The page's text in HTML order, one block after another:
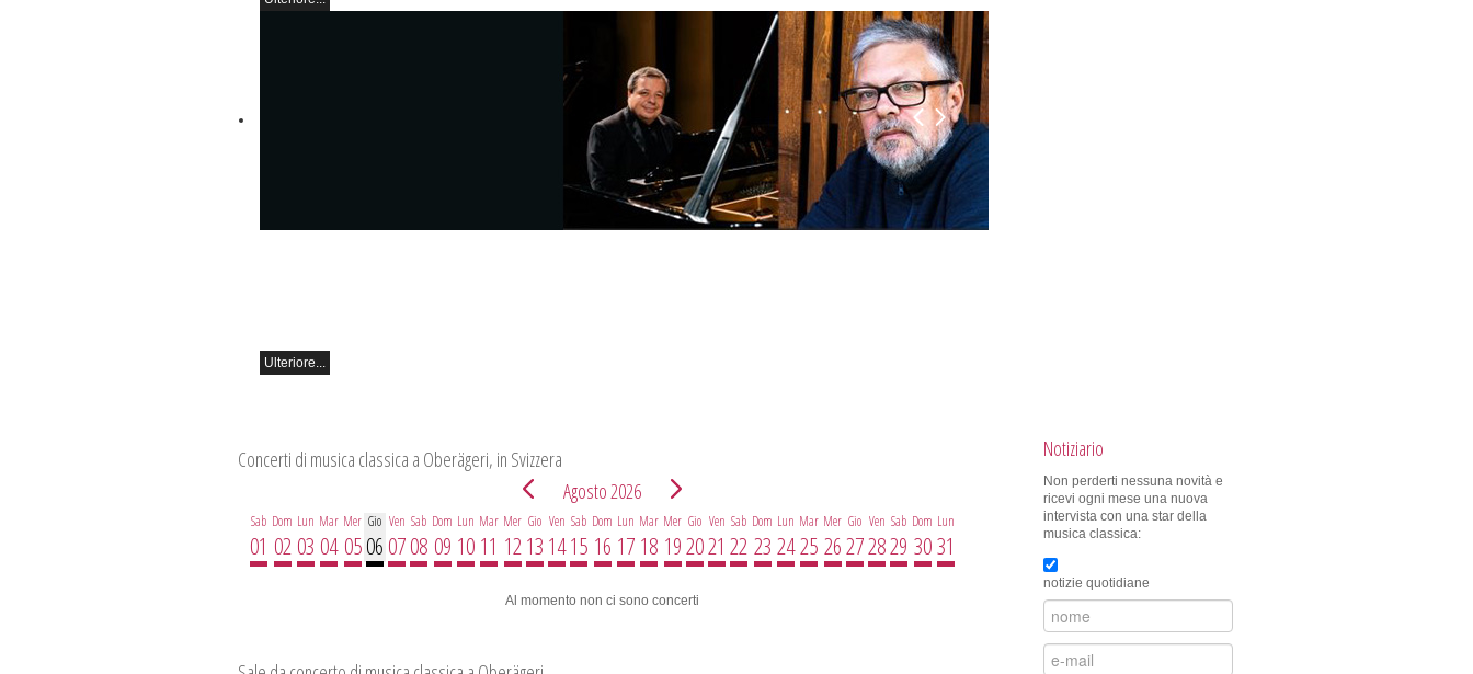
Ulteriore...
Concerti di musica classica a Oberägeri, in Svizzera
Agosto 2026
Sab
01
Dom
02
Lun
03
Mar
04
Mer
05
Gio
06
Ven
07
Sab
08
Dom
09
Lun
10
Mar
11
Mer
12
Gio
13
Ven
14
Sab
15
Dom
16
Lun
17
Mar
18
Mer
19
Gio
20
Ven
21
Sab
22
Dom
23
Lun
24
Mar
25
Mer
26
Gio
27
Ven
28
Sab
29
Dom
30
Lun
31
Al momento non ci sono concerti
Notiziario
Non perderti nessuna novità e
ricevi ogni mese una nuova
intervista con una star della
musica classica:
notizie quotidiane